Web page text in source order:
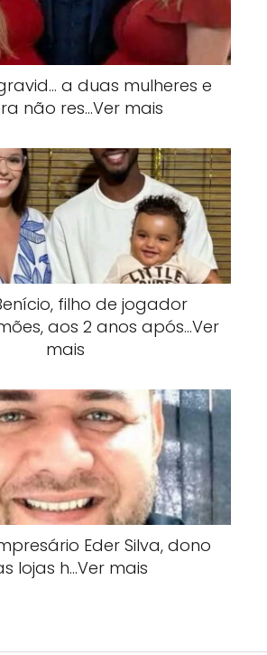
a duas mulheres e
não res…Ver mais
filho de jogador
aos 2 anos após…Ver
mais
Eder Silva, dono
lojas h…Ver mais